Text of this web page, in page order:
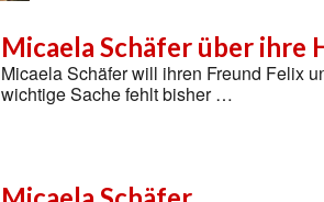
Micaela Schäfer über ihre
Micaela Schäfer will ihren Freund Felix
wichtige Sache fehlt bisher …